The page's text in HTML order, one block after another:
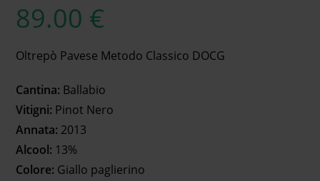
89.00 €
Oltrepò Pavese Metodo Classico DOCG
Cantina: Ballabio
Vitigni: Pinot Nero
Annata: 2013
Alcool: 13%
Colore: Giallo paglierino